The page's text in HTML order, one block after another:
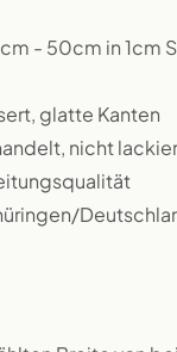
- 50cm in 1cm
glatte Kanten
nicht